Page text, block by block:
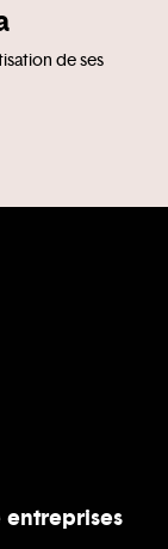
de ses
entreprises